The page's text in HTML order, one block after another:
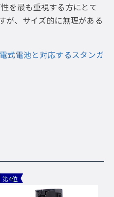
を最も重視する方にとて
が、サイズ的に無理がある
式電池と対応するスタンガ
第4位